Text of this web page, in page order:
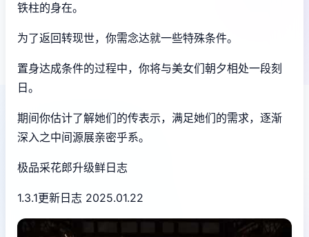
铁柱的身在。
为了返回转现世，你需念达就一些特殊条件。
置身达成条件的过程中， 你将与美女们朝夕相处一段刻
日。
期间你估计了解她们的传表示，满足她们的需求，逐渐
深入之中间源展亲密乎系。
极品采花郎升级鲜日志
1.3.1更新日志 2025.01.22